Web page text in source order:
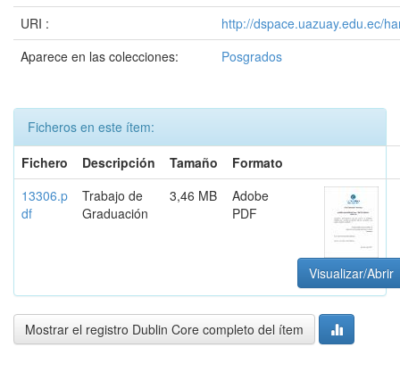
URI :
http://dspace.uazuay.edu.ec/
Aparece en las colecciones:
Posgrados
Ficheros en este ítem:
Fichero
Descripción Tamaño
Formato
13306.p
df
Trabajo de
Graduación
3,46 MB
Adobe
PDF
Visualizar/Abrir
Mostrar el registro Dublin Core completo del ítem